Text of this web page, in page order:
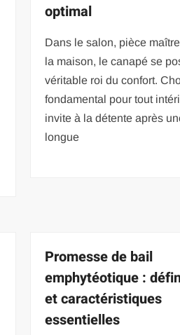
optimal
Dans le salon, pièce
la maison, le canapé se
véritable roi du confort.
fondamental pour tout
invite à la détente après
longue
Promesse de bail
emphytéotique :
et caractéristiques
essentielles